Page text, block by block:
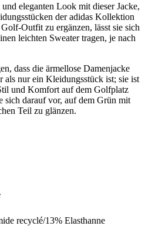
eleganten Look mit dieser Jacke,
der adidas Kollektion
Outfit zu ergänzen, lässt sie sich
leichten Sweater tragen, je nach
dass die ärmellose Damenjacke
als nur ein Kleidungsstück ist; sie ist
und Komfort auf dem Golfplatz
sich darauf vor, auf dem Grün mit
Teil zu glänzen.
recyclé/13% Elasthanne